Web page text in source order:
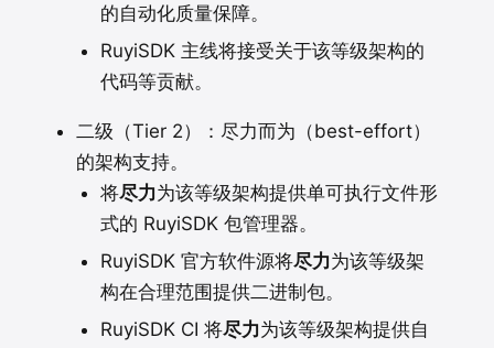
的自动化质量保障。
RuyiSDK 主线将接受关于该等级架构的
代码等贡献。
二级（Tier 2）：尽力而为（best-effort）
的架构支持。
将尽力为该等级架构提供单可执行文件形
式的 RuyiSDK 包管理器。
RuyiSDK 官方软件源将尽力为该等级架
构在合理范围提供二进制包。
RuyiSDK CI 将尽力为该等级架构提供自